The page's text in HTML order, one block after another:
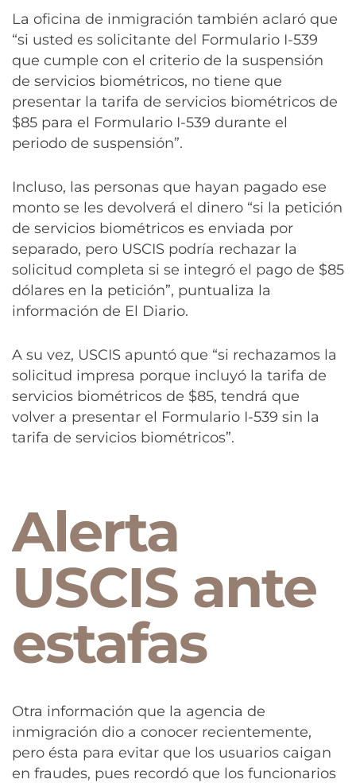
La oficina de inmigración también aclaró que
“si usted es solicitante del Formulario I-539
que cumple con el criterio de la suspensión
de servicios biométricos, no tiene que
presentar la tarifa de servicios biométricos de
$85 para el Formulario I-539 durante el
periodo de suspensión”.
Incluso, las personas que hayan pagado ese
monto se les devolverá el dinero “si la petición
de servicios biométricos es enviada por
separado, pero USCIS podría rechazar la
solicitud completa si se integró el pago de $85
dólares en la petición”, puntualiza la
información de El Diario.
A su vez, USCIS apuntó que “si rechazamos la
solicitud impresa porque incluyó la tarifa de
servicios biométricos de $85, tendrá que
volver a presentar el Formulario I-539 sin la
tarifa de servicios biométricos”.
Alerta
USCIS ante
estafas
Otra información que la agencia de
inmigración dio a conocer recientemente,
pero ésta para evitar que los usuarios caigan
en fraudes, pues recordó que los funcionarios